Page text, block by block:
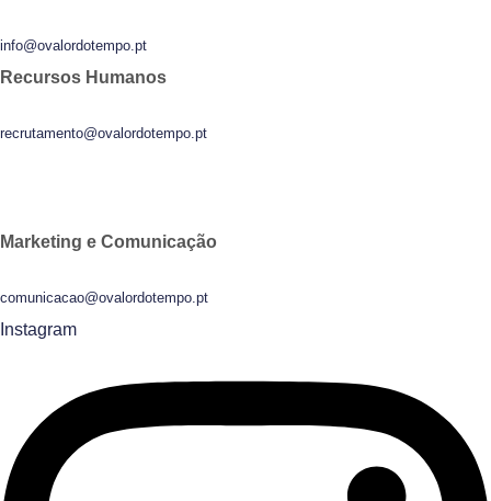
info@ovalordotempo.pt
Recursos Humanos
recrutamento@ovalordotempo.pt
Marketing e Comunicação
comunicacao@ovalordotempo.pt
Instagram